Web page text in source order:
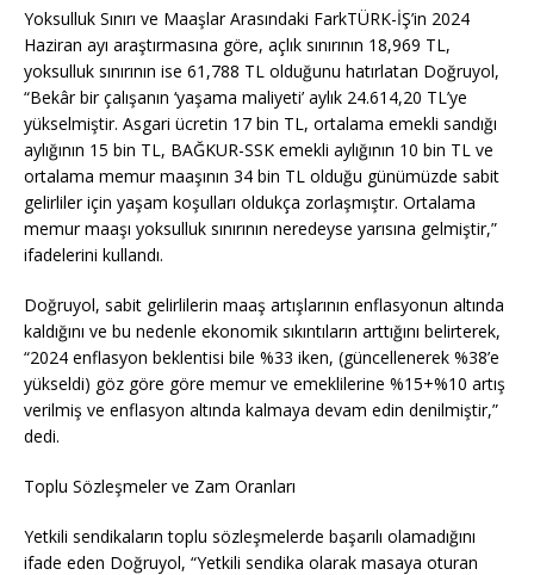
Yoksulluk Sınırı ve Maaşlar Arasındaki FarkTÜRK-İŞ’in 2024
Haziran ayı araştırmasına göre, açlık sınırının 18,969 TL,
yoksulluk sınırının ise 61,788 TL olduğunu hatırlatan Doğruyol,
“Bekâr bir çalışanın ‘yaşama maliyeti’ aylık 24.614,20 TL’ye
yükselmiştir. Asgari ücretin 17 bin TL, ortalama emekli sandığı
aylığının 15 bin TL, BAĞKUR-SSK emekli aylığının 10 bin TL ve
ortalama memur maaşının 34 bin TL olduğu günümüzde sabit
gelirliler için yaşam koşulları oldukça zorlaşmıştır. Ortalama
memur maaşı yoksulluk sınırının neredeyse yarısına gelmiştir,”
ifadelerini kullandı.
Doğruyol, sabit gelirlilerin maaş artışlarının enflasyonun altında
kaldığını ve bu nedenle ekonomik sıkıntıların arttığını belirterek,
“2024 enflasyon beklentisi bile %33 iken, (güncellenerek %38’e
yükseldi) göz göre göre memur ve emeklilerine %15+%10 artış
verilmiş ve enflasyon altında kalmaya devam edin denilmiştir,”
dedi.
Toplu Sözleşmeler ve Zam Oranları
Yetkili sendikaların toplu sözleşmelerde başarılı olamadığını
ifade eden Doğruyol, “Yetkili sendika olarak masaya oturan